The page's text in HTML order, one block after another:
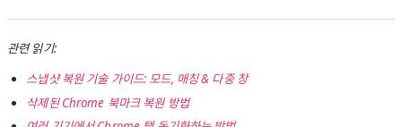
관련 읽기:
스냅샷 복원 기술 가이드: 모드, 매칭 & 다중 창
삭제된 Chrome 북마크 복원 방법